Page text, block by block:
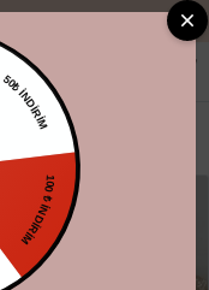
"Aynı gün
50₺ İNDİRİM
100 ₺ İNDİRİM